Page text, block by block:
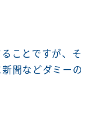
ことですが、そ
聞などダミーの